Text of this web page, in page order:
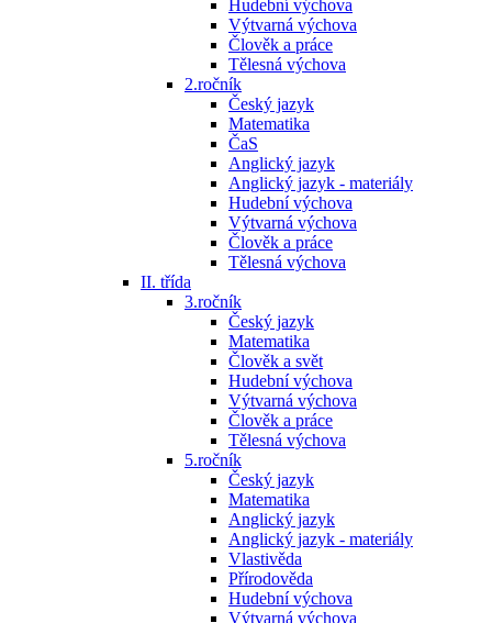
Hudební výchova
Výtvarná výchova
Člověk a práce
Tělesná výchova
2.ročník
Český jazyk
Matematika
ČaS
Anglický jazyk
Anglický jazyk - materiály
Hudební výchova
Výtvarná výchova
Člověk a práce
Tělesná výchova
II. třída
3.ročník
Český jazyk
Matematika
Člověk a svět
Hudební výchova
Výtvarná výchova
Člověk a práce
Tělesná výchova
5.ročník
Český jazyk
Matematika
Anglický jazyk
Anglický jazyk - materiály
Vlastivěda
Přírodověda
Hudební výchova
Výtvarná výchova